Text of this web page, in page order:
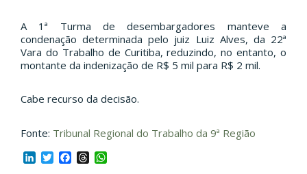
A 1ª Turma de desembargadores manteve a
condenação determinada pelo juiz Luiz Alves, da 22ª
Vara do Trabalho de Curitiba, reduzindo, no entanto, o
montante da indenização de R$ 5 mil para R$ 2 mil.
Cabe recurso da decisão.
Fonte: Tribunal Regional do Trabalho da 9ª Região
LinkedIn
TwitterFacebook
Threads